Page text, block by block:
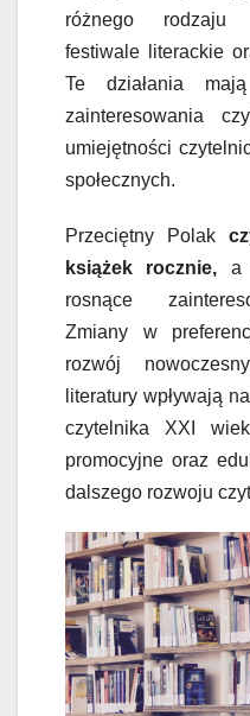
różnego rodzaju
festiwale literackie
Te działania
zainteresowania
umiejętności
społecznych.
Przeciętny Polak
książek rocznie, a
rosnące
Zmiany w
rozwój
literatury wpływają
czytelnika XXI
promocyjne oraz
dalszego rozwoju